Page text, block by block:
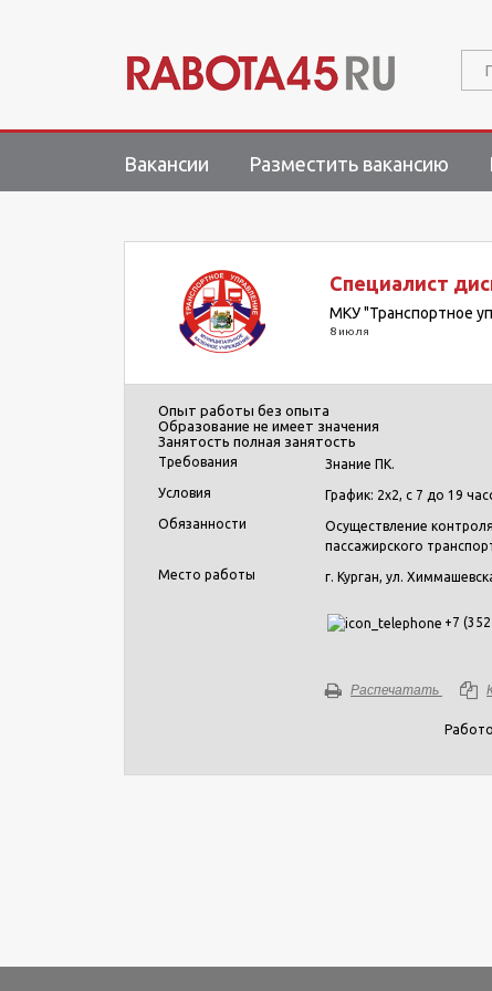
Вакансии Разместить вакансию
Специалист
МКУ "Транспортное
8 июля
Опыт работы без опыта
Образование не имеет значения
Занятость полная занятость
Требования
Знание ПК.
Условия
График: 2х2, с 7 до 19
Обязанности
Осуществление
пассажирского
Место работы
г. Курган, ул.
+7
Распечатать